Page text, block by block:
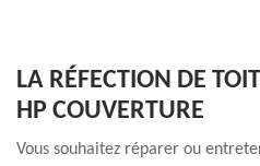
LA RÉFECTION DE
HP COUVERTURE
Vous souhaitez réparer ou